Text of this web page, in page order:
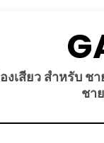
องเสียว สำหรับ ช
ชา